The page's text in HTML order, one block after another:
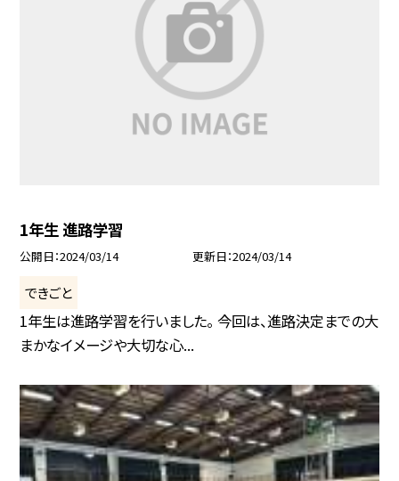
1年生 進路学習
公開日 2024/03/14 更新日 2024/03/14
できごと
1年生は進路学習を行いました。 今回は、進路決定までの大
まかなイメージや大切な心...